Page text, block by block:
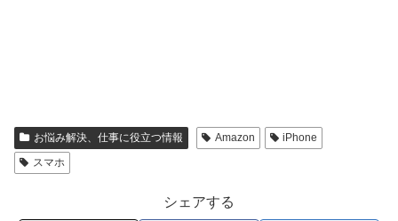
お悩み解決、仕事に役立つ情報 Amazon
iPhone
スマホ
シェアする